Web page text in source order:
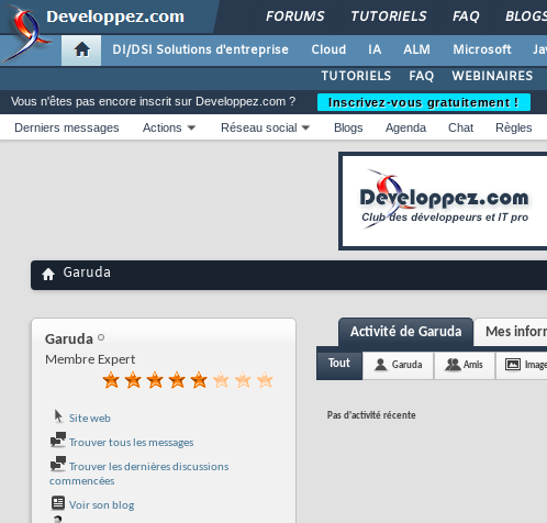
FORUMS TUTORIELS FAQ
DI/DSI Solutions d'entreprise Cloud IA ALM Microsoft
TUTORIELS
FAQ WEBINAIRES
Vous n'êtes pas encore inscrit sur Developpez.com ?
Inscrivez-vous gratuitement !
Derniers messages
Actions Réseau social Blogs Agenda Chat Règles
Garuda
Garuda
Membre Expert
Site web
Trouver tous les messages
Trouver les dernières discussions
commencées
Voir son blog
Activité de Garuda Mes
Tout Garuda Amis
Pas d'activité récente